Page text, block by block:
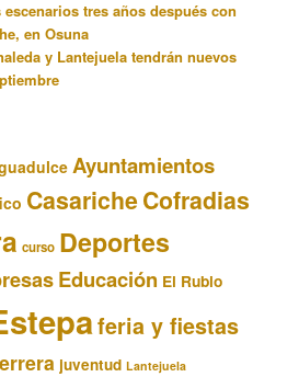
tres años después con
en Osuna
y Lantejuela tendrán nuevos
Ayuntamientos
CasaricheCofradias
curso Deportes
Educación El Rubio
feria y fiestas
juventud Lantejuela